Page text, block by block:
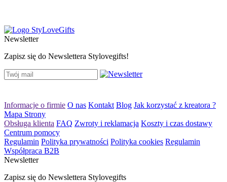
Newsletter
Zapisz się do Newslettera Stylovegifts!
Informacje o firmie O nas Kontakt Blog Jak korzystać z kreatora ?
Mapa Strony
Obsługa klienta FAQ Zwroty i reklamacja Koszty i czas dostawy
Centrum pomocy
Regulamin Polityka prywatności Polityka cookies Regulamin
Współpraca B2B
Newsletter
Zapisz się do Newslettera Stylovegifts